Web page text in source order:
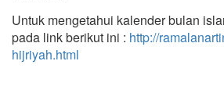
Untuk mengetahui kalender bulan
pada link berikut ini : http://
hijriyah.html